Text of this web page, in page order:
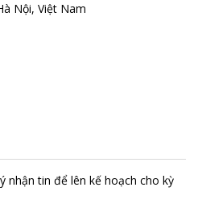
Nội, Việt Nam
nhận tin để lên kế hoạch cho kỳ